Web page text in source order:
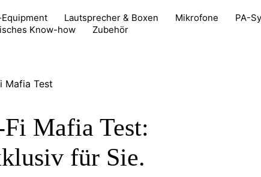
Lautsprecher & Boxen Mikrofone PA-
Know-how
Zubehör
Mafia Test:
für Sie.